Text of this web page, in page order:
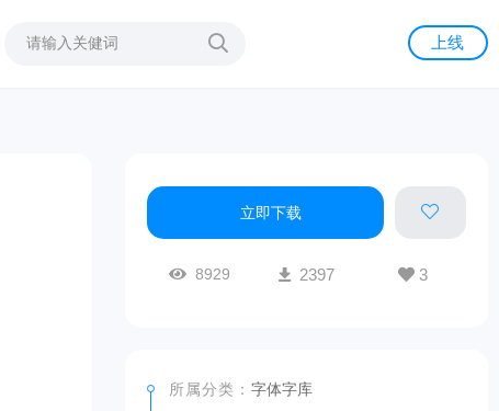
上线
立即下载
8929 2397 3
所属分类：字体字库